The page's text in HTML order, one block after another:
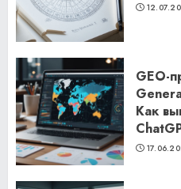
GEO-
Как